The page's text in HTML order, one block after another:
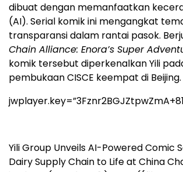
dibuat dengan memanfaatkan
(AI). Serial komik ini mengangkat
transparansi dalam rantai pasok.
Chain Alliance: Enora’s Super
komik tersebut diperkenalkan Yili
pembukaan CISCE keempat di Beijing.
Yili Group Unveils AI-Powered Comic
Dairy Supply Chain to Life at China